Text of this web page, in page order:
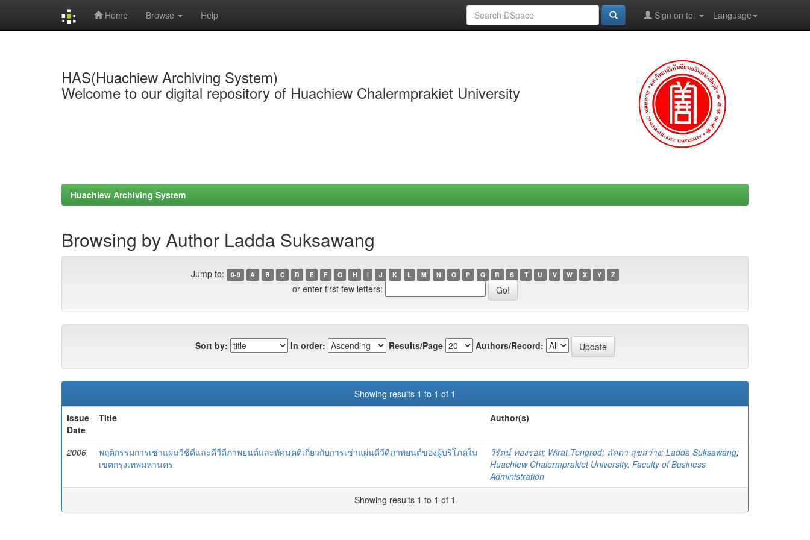
Home Browse Help Language
Sign on to:
HAS(Huachiew Archiving System)
Welcome to our digital repository of Huachiew Chalermprakiet University
Huachiew Archiving System
Browsing by Author Ladda Suksawang
Jump to: 0-9 A B C D E F G H I J K L M N O P Q R S T U V W X Y Z
or enter first few letters:
Sort by: In order: Results/Page Authors/Record:
Showing results 1 to 1 of 1
Issue
Date
Title Author(s)
2006
พฤติกรรมการเช่าแผ่นวีซีดีและดีวีดีภาพยนต์และทัศนคติเกี่ยวกับการเช่าแผ่นดีวีดีภาพยนต์ของผู้บริโภคใน
เขตกรุงเทพมหานคร
วิรัตน์ ทองรอด; Wirat Tongrod; ลัดดา สุขสว่าง; Ladda Suksawang;
Huachiew Chalermprakiet University. Faculty of Business
Administration
Showing results 1 to 1 of 1